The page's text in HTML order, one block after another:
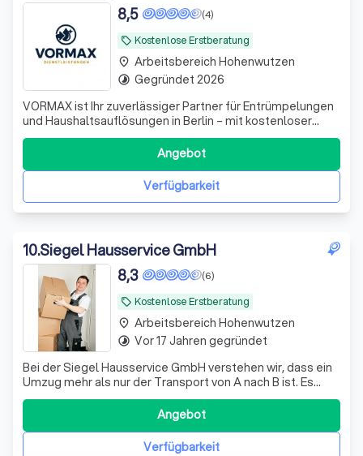
local_offer Kostenlose Erstberatung
(4)
8,5
VORMAX ist Ihr zuverlässiger Partner für Entrümpelungen
und Haushaltsauflösungen in Berlin – mit kostenloser
Besichtigung, transparentem Angebot und besenreiner
Verfügbarkeit
Angebot
place Arbeitsbereich Hohenwutzen
timelapse Gegründet 2026
10.Siegel Hausservice GmbH
local_offer Kostenlose Erstberatung
(6)
8,3
Bei der Siegel Hausservice GmbH verstehen wir, dass ein
Umzug mehr als nur der Transport von A nach B ist. Es
geht um den Beginn eines neuen Kapitels in Ihrem Leben.
Deshalb setzen wir alles daran, diesen Übergang so
reibungslos und stressfrei wie möglich zu gestalten.
Unser Team aus erfahrenen Umzu
Verfügbarkeit
Angebot
place Arbeitsbereich Hohenwutzen
timelapse Vor 17 Jahren gegründet